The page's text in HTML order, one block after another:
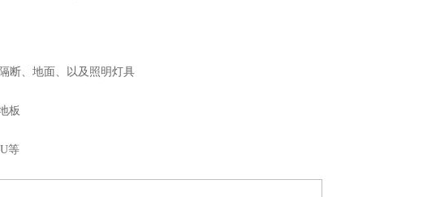
断、地面、以及照明灯具
板
等